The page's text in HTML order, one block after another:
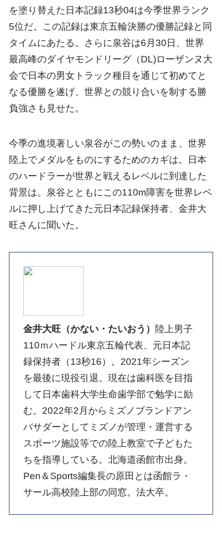
を塗り替えた日本記録13秒04は今季世界ランク
5位だ。この記録は東京五輪決勝の優勝記録と同
タイムにあたる。さらに泉谷は6月30日、世界
最高峰のダイヤモンドリーグ（DL)ローザンヌ大
会で日本の男女トラック種目を通じて初めてと
なる優勝を遂げ、世界との競り合いを制する勝
負強さも見せた。
今季の進境著しい泉谷がこの勢いのまま、世界
陸上でメダルをものにするためのカギは。日本
のハードラーが世界と戦えるレベルに到達した
背景は。泉谷とともにこの110m障害を世界レベ
ルに押し上げてきた元日本記録保持者、金井大
旺さんに聞いた。
金井大旺（かない・たいおう） 陸上男子
110ｍハードル東京五輪代表、元日本記
録保持者（13秒16）。2021年シーズン
を最後に現役引退。現在は歯科医を目指
して日本歯科大学生命歯学部で勉学に励
む。2022年2月からミズノブランドアン
バサダーとしてミズノが管理・運営する
スポーツ施設等での陸上教室で子どもた
ちを指導している。北海道函館市出身。
Pen＆Sports編集長の原田とは函館ラ・
サール高校陸上部の同窓。法大卒。